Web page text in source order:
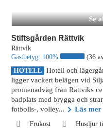
Stiftsgården Rättvik
Rättvik
Gästbetyg: 100%
(36
HOTELL Hotell och
ligger vackert belägen vid
promenadväg från Rättviks
badplats med brygga och
fotbolls-, volley...
Läs mer
Frukost Husdjur
Se